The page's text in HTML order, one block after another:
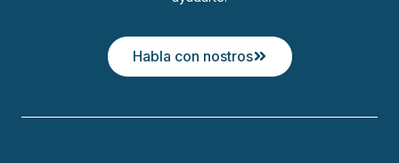
Habla con nostros